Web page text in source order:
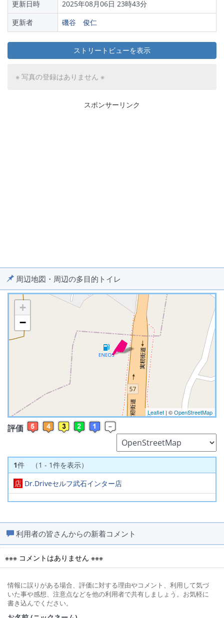
更新日時
2025年08月06日 23時43分
更新者
磯谷 俊仁
ストリートビューを表示
※ 写真の登録はありません ※
スポンサーリンク
周辺地図・周辺の多目的トイレ
※ マップを検索、表示中です ※
+
−
Leaflet | ©OpenStreetMap
評価
1件 （1 - 1件を表示）
店 Dr.Driveセルフ武石インター店
利用者の皆さんからの新着コメント
※※※ コメントはありません ※※※
情報に誤りがある場合、評価に対する理由やコメント、利用して気づ
いた事や感想、注意点などを他の利用者で共有しましょう。お気軽に
書き込んでください。